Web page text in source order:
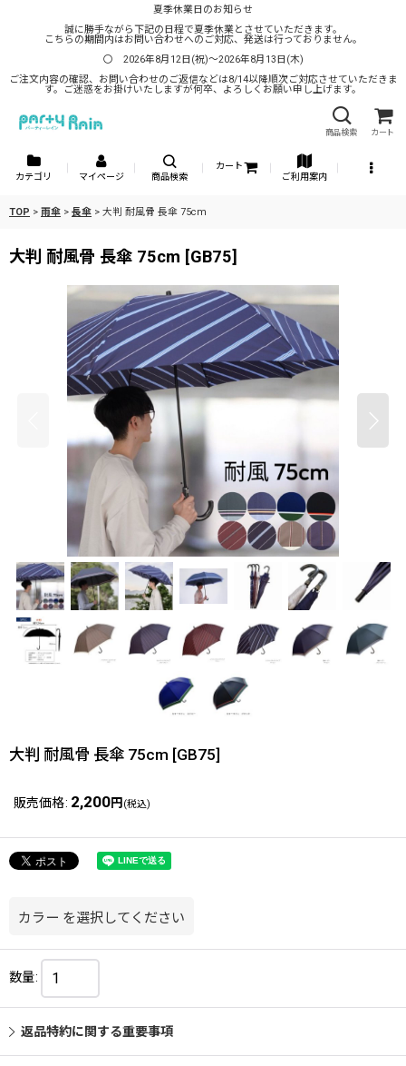
夏季休業日のお知らせ
誠に勝手ながら下記の日程で夏季休業とさせていただきます。
こちらの期間内はお問い合わせへのご対応、発送は行っておりません。
〇 2026年8月12日(祝)～2026年8月13日(木)
ご注文内容の確認、お問い合わせのご返信などは8/14以降順次ご対応させていただきま
す。ご迷惑をお掛けいたしますが何卒、よろしくお願い申し上げます。
商品検索 カート
カテゴリ マイページ 商品検索
カート
ご利用案内
TOP > 雨傘 > 長傘 > 大判 耐風骨 長傘 75cm
大判 耐風骨 長傘 75cm [GB75]
大判 耐風骨 長傘 75cm [GB75]
販売価格: 2,200円 (税込)
カラー を選択してください
数量:
返品特約に関する重要事項